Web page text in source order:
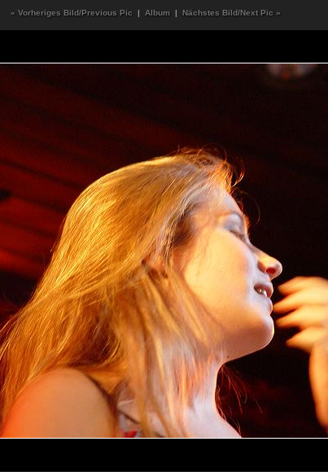
« Vorheriges Bild/Previous Pic | Album | Nächstes Bild/Next Pic »